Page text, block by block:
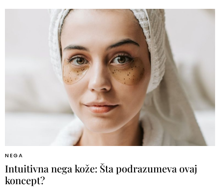
NEGA
Intuitivna nega kože: Šta podrazumeva ovaj
koncept?